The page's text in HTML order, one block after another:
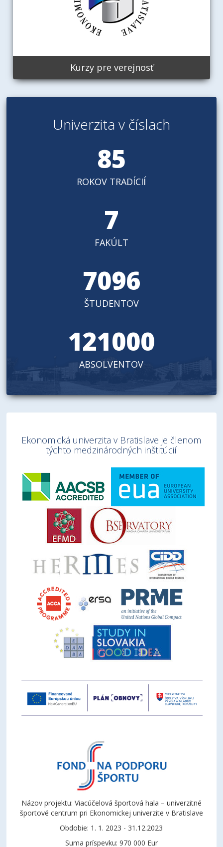
Kurzy pre verejnosť
Univerzita v číslach
85
ROKOV TRADÍCIÍ
7
FAKÚLT
7096
ŠTUDENTOV
121000
ABSOLVENTOV
Ekonomická univerzita v Bratislave je členom
týchto medzinárodných inštitúcií
Názov projektu: Viacúčelová športová hala – univerzitné
športové centrum pri Ekonomickej univerzite v Bratislave
Obdobie: 1. 1. 2023 - 31.12.2023
Suma príspevku: 970 000 Eur